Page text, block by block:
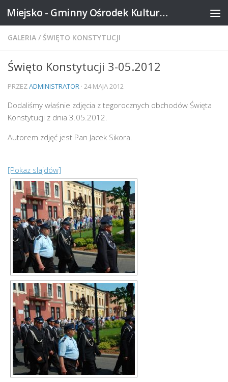
Skip to content Miejsko - Gminny Ośrodek Kultury w Mikstacie
GALERIA / ŚWIĘTO KONSTYTUCJI
Święto Konstytucji 3-05.2012
PRZEZADMINISTRATOR · 24 MAJA 2012
Dodaliśmy właśnie zdjęcia z tegorocznych obchodów Święta
Konstytucji z dnia 3.05.2012.
Autorem zdjęć jest Pan Jacek Sikora.
[Pokaz slajdów]